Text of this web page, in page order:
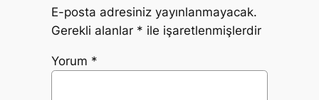
E-posta adresiniz yayınlanmayacak.
Gerekli alanlar * ile işaretlenmişlerdir
Yorum *